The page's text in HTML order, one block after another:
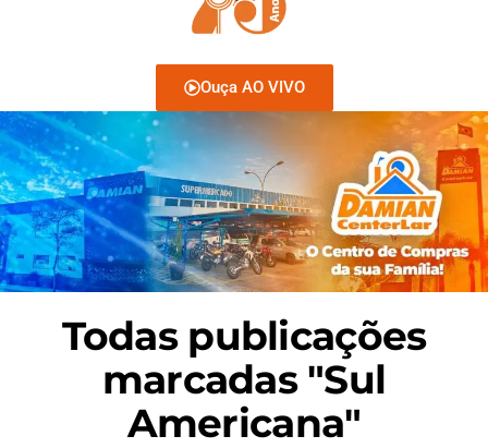
Ouça AO VIVO
Todas publicações
marcadas "Sul
Americana"